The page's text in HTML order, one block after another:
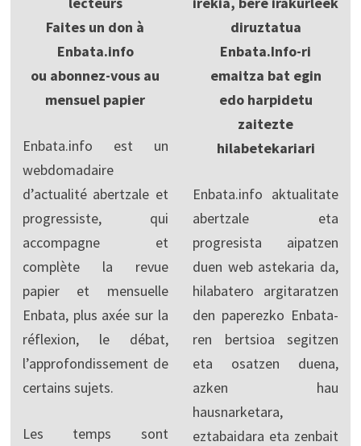
Faites un don à
Enbata.info
ou abonnez-vous au
mensuel papier
Enbata.info est un
webdomadaire
d’actualité abertzale et
progressiste, qui
accompagne et
complète la revue
papier et mensuelle
Enbata, plus axée sur la
réflexion, le débat,
l’approfondissement de
certains sujets.
Les temps sont
diruztatua
Enbata.Info-ri
emaitza bat egin
edo harpidetu
zaitezte
hilabetekariari
Enbata.info aktualitate
abertzale eta
progresista aipatzen
duen web astekaria da,
hilabatero argitaratzen
den paperezko Enbata-
ren bertsioa segitzen
eta osatzen duena,
azken hau
hausnarketara,
eztabaidara eta zenbait